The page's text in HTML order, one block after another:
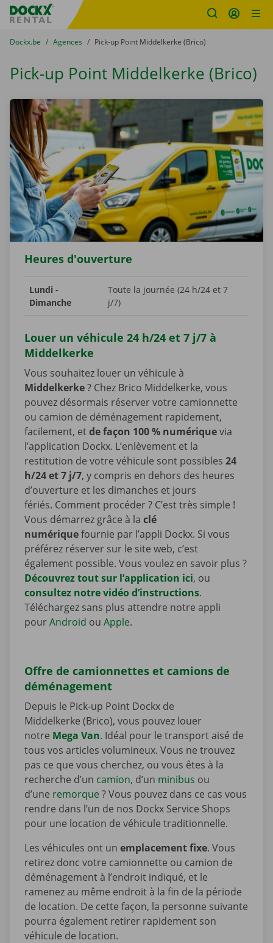
sitename
You are here:
du
Dockx.be to
Agences to
Pick-up Point Middelkerke (Brico)
Pick-up Point Middelkerke (Brico)
Heures d'ouverture
Lundi -
Dimanche
Toute la journée (24 h/24 et 7
j/7)
Louer un véhicule 24 h/24 et 7 j/7 à
Middelkerke
Vous souhaitez louer un véhicule à
Middelkerke? Chez Brico Middelkerke, vous
pouvez désormais réserver votre camionnette
ou camion de déménagement rapidement,
facilement, etde façon 100 % numériquevia
l’application Dockx. L’enlèvement et la
restitution de votre véhicule sont possibles 24
h/24 et 7 j/7, y compris en dehors des heures
d’ouverture et les dimanches et jours
fériés. Comment procéder ? C’est très simple !
Vous démarrez grâce à la clé
numériquefournie par l’appli Dockx. Si vous
préférez réserver sur le site web, c’est
également possible. Vous voulez en savoir plus ?
Découvrez tout sur l’application ici, ou
consultez notre vidéo d’instructions.
Téléchargez sans plus attendre notre appli
pourAndroid ou Apple.
Offre de camionnettes et camions de
déménagement
Depuis le Pick-up Point Dockx de
Middelkerke (Brico), vous pouvez louer
notre Mega Van. Idéal pour le transport aisé de
tous vos articles volumineux. Vous ne trouvez
pas ce que vous cherchez, ou vous êtes à la
recherche d’un camion, d’un minibus ou
d’une remorque ? Vous pouvez dans ce cas vous
rendre dans l’un de nos Dockx Service Shops
pour une location de véhicule traditionnelle.
Les véhicules ont un emplacement fixe. Vous
retirez donc votre camionnette ou camion de
déménagement à l’endroit indiqué, et le
ramenez au même endroit à la fin de la période
de location. De cette façon, la personne suivante
pourra également retirer rapidement son
véhicule de location.